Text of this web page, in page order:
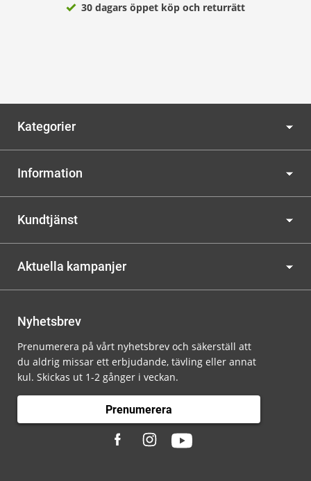
30 dagars öppet köp och returrätt
Kategorier
Information
Kundtjänst
Aktuella kampanjer
Nyhetsbrev
Prenumerera på vårt nyhetsbrev och säkerställ att
du aldrig missar ett erbjudande, tävling eller annat
kul. Skickas ut 1-2 gånger i veckan.
Prenumerera